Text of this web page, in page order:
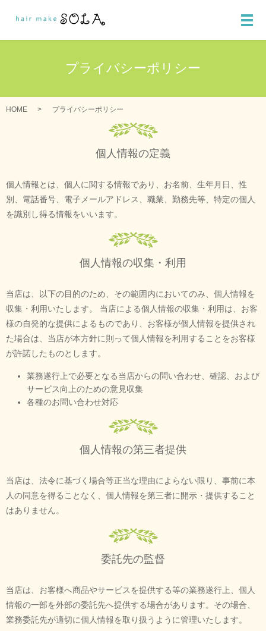
メ
プライバシーポリシー
HOME プライバシーポリシー
個人情報の定義
個人情報とは、個人に関する情報であり、お名前、生年月日、性
別、電話番号、電子メールアドレス、職業、勤務先等、特定の個人
を識別し得る情報をいいます。
個人情報の収集・利用
当店は、以下の目的のため、その範囲内においてのみ、個人情報を
収集・利用いたします。 当店による個人情報の収集・利用は、お客
様の自発的な提供によるものであり、お客様が個人情報を提供され
た場合は、当店が本方針に則って個人情報を利用することをお客様
が許諾したものとします。
業務遂行上で必要となる当店からの問い合わせ、確認、および
サービス向上のための意見収集
各種のお問い合わせ対応
個人情報の第三者提供
当店は、法令に基づく場合等正当な理由によらない限り、事前に本
人の同意を得ることなく、個人情報を第三者に開示・提供すること
はありません。
委託先の監督
当店は、お客様へ商品やサービスを提供する等の業務遂行上、個人
情報の一部を外部の委託先へ提供する場合があります。その場合、
業務委託先が適切に個人情報を取り扱うように管理いたします。